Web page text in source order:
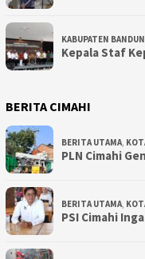
KABUPATEN
Kepala Staf
BERITA CIMAHI
BERITA UTAMA,
PLN Cimahi
BERITA UTAMA,
PSI Cimahi